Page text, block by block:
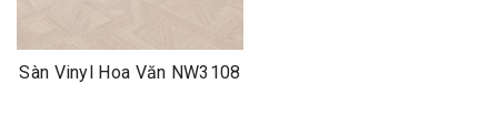
Sàn Vinyl Hoa Văn NW3108